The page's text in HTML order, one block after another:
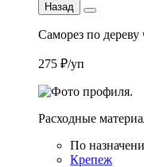
Назад
Саморез по дереву
275 ₽/уп
Расходные
По
Крепеж